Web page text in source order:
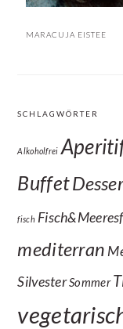
MARACUJA EISTEE
SCHLAGWÖRTER
Alkoholfrei
Buffet
fisch
mediterran
SilvesterSommer